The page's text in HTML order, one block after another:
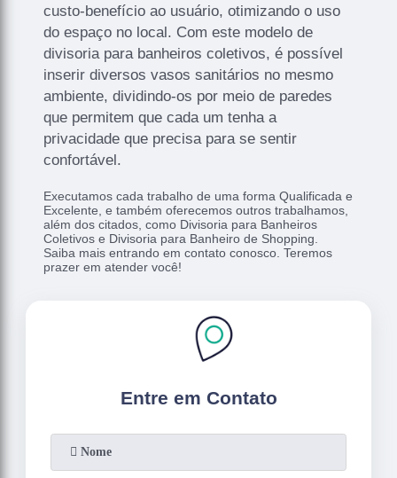
custo-benefício ao usuário, otimizando o uso
do espaço no local. Com este modelo de
divisoria para banheiros coletivos, é possível
inserir diversos vasos sanitários no mesmo
ambiente, dividindo-os por meio de paredes
que permitem que cada um tenha a
privacidade que precisa para se sentir
confortável.
Executamos cada trabalho de uma forma Qualificada e
Excelente, e também oferecemos outros trabalhamos,
além dos citados, como Divisoria para Banheiros
Coletivos e Divisoria para Banheiro de Shopping.
Saiba mais entrando em contato conosco. Teremos
prazer em atender você!
Entre em Contato